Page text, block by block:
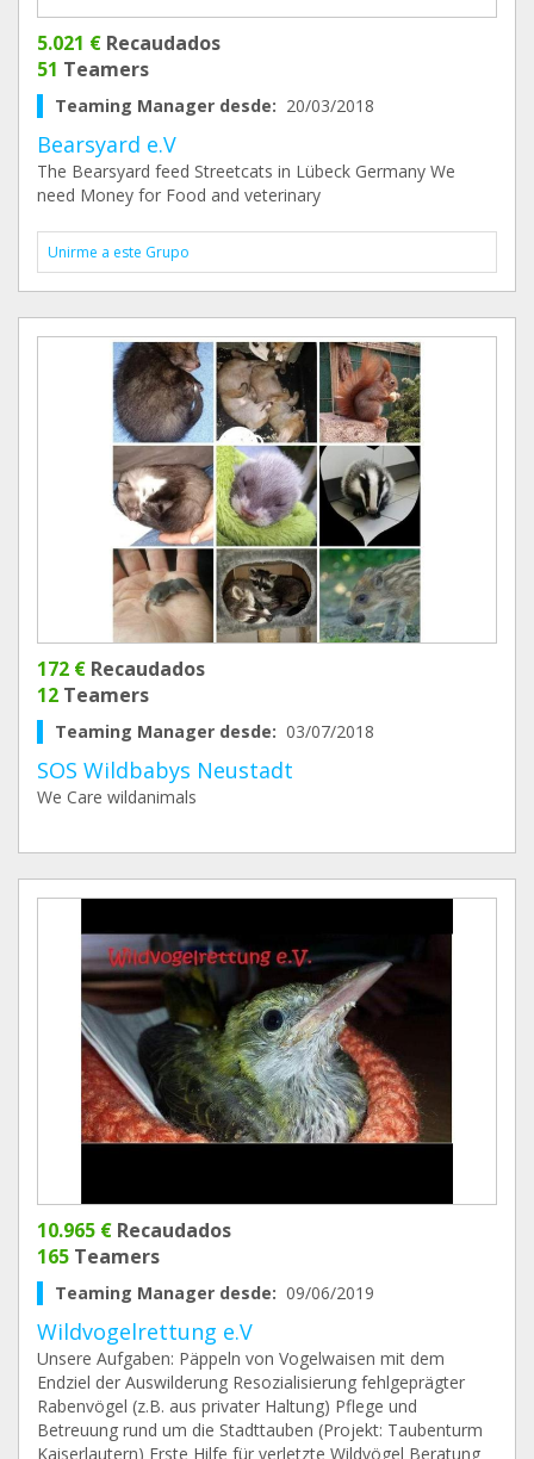
5.021 € Recaudados
51 Teamers
Teaming Manager desde: 20/03/2018
Bearsyard e.V
The Bearsyard feed Streetcats in Lübeck Germany We
need Money for Food and veterinary
Unirme a este Grupo
172 € Recaudados
12 Teamers
Teaming Manager desde: 03/07/2018
SOS Wildbabys Neustadt
We Care wildanimals
10.965 € Recaudados
165 Teamers
Teaming Manager desde: 09/06/2019
Wildvogelrettung e.V
Unsere Aufgaben: Päppeln von Vogelwaisen mit dem
Endziel der Auswilderung Resozialisierung fehlgeprägter
Rabenvögel (z.B. aus privater Haltung) Pflege und
Betreuung rund um die Stadttauben (Projekt: Taubenturm
Kaiserlautern) Erste Hilfe für verletzte Wildvögel Beratung